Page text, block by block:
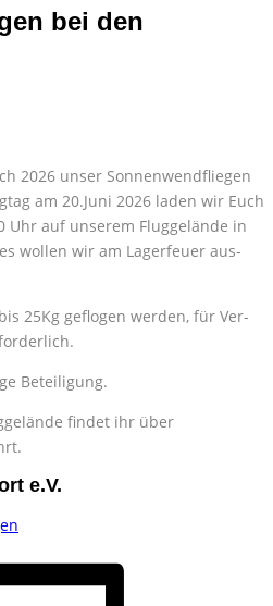
bei den
2026 un­ser Son­nen­wend­flie­gen
am 20.Juni 2026 la­den wir Euch
Uhr auf un­se­rem Flug­ge­län­de in
wol­len wir am La­ger­feu­er aus­
25Kg ge­flo­gen wer­den, für Ver­
Be­tei­li­gung.
fin­det ihr über
e.V.